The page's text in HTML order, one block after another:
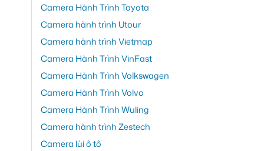
Camera Hành Trình Toyota
Camera hành trình Utour
Camera hành trình Vietmap
Camera Hành Trình VinFast
Camera Hành Trình Volkswagen
Camera Hành Trình Volvo
Camera Hành Trình Wuling
Camera hành trình Zestech
Camera lùi ô tô